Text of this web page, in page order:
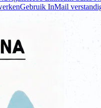
Gebruik InMail